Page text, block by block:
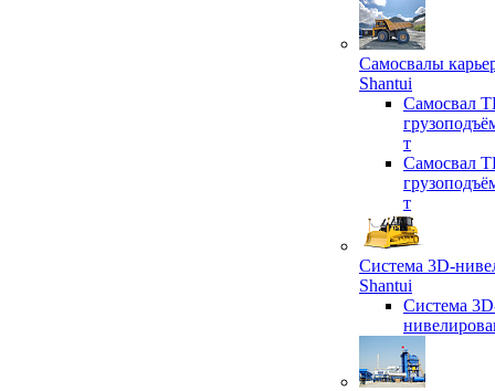
Самосвалы
Shantui
Самосвал
т
Самосвал
т
Система 3D-
Shantui
Система